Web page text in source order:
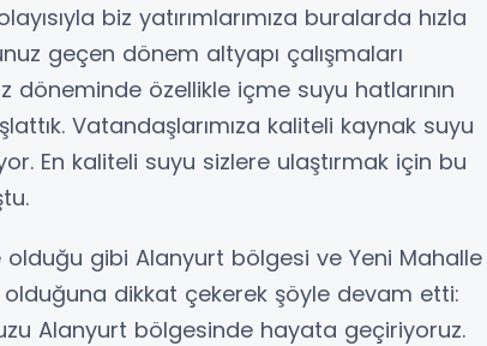
biz yatırımlarımıza buralarda hızla
geçen dönem altyapı çalışmaları
döneminde özellikle içme suyu hatlarının
Vatandaşlarımıza kaliteli kaynak suyu
En kaliteli suyu sizlere ulaştırmak için bu
gibi Alanyurt bölgesi ve Yeni Mahalle
olduğuna dikkat çekerek şöyle devam etti:
Alanyurt bölgesinde hayata geçiriyoruz.